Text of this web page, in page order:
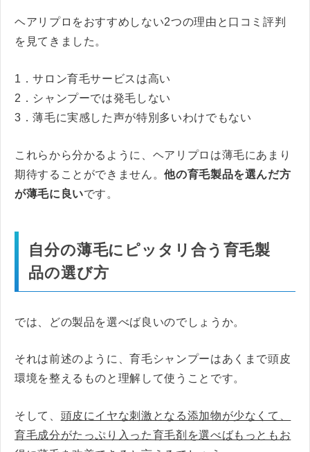
ヘアリプロをおすすめしない2つの理由と口コミ評判
を見てきました。
1．サロン育毛サービスは高い
2．シャンプーでは発毛しない
3．薄毛に実感した声が特別多いわけでもない
これらから分かるように、ヘアリプロは薄毛にあまり
期待することができません。他の育毛製品を選んだ方
が薄毛に良いです。
自分の薄毛にピッタリ合う育毛製
品の選び方
では、どの製品を選べば良いのでしょうか。
それは前述のように、育毛シャンプーはあくまで頭皮
環境を整えるものと理解して使うことです。
そして、 頭皮にイヤな刺激となる添加物が少なくて、
育毛成分がたっぷり入った育毛剤を選べばもっともお